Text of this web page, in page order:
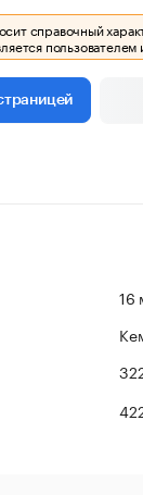
справочный
16